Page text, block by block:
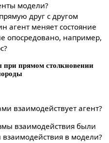
модели?
друг с другом
агент меняет состояние
опосредовано, например,
при прямом столкновении
взаимодействует агент?
взаимодействия были
в модели?